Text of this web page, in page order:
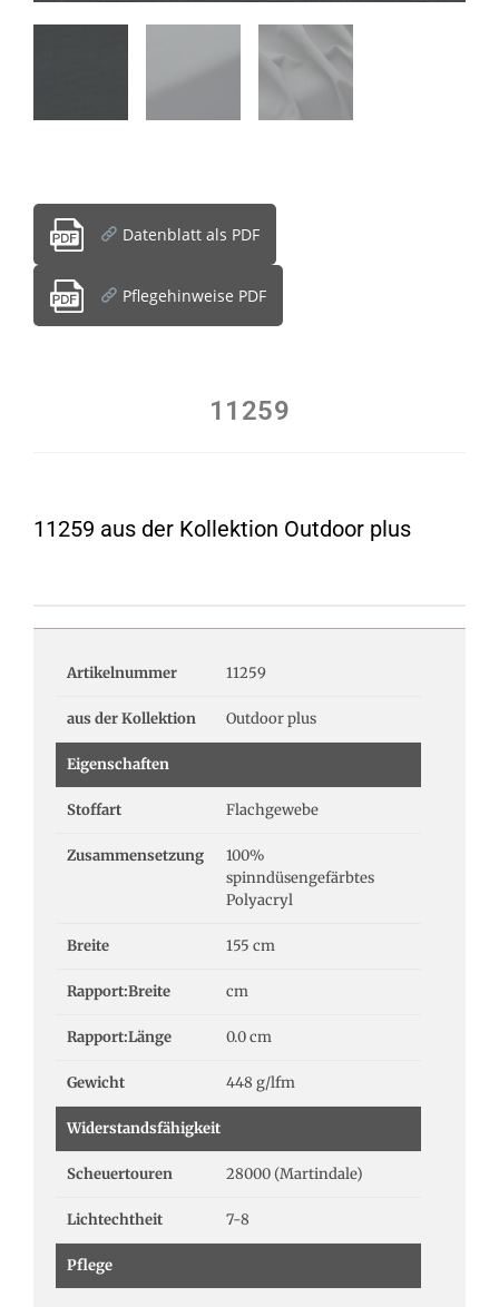
Datenblatt als PDF
Pflegehinweise PDF
11259
11259 aus der Kollektion Outdoor plus
Artikelnummer 11259
aus der Kollektion Outdoor plus
Eigenschaften
Stoffart Flachgewebe
Zusammensetzung
100%
spinndüsengefärbtes
Polyacryl
Breite 155 cm
Rapport:Breite cm
Rapport:Länge 0.0 cm
Gewicht 448 g/lfm
Widerstandsfähigkeit
Scheuertouren 28000 (Martindale)
Lichtechtheit 7-8
Pflege